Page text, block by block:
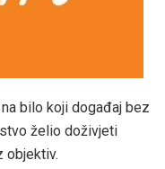
bilo koji događaj bez
želio doživjeti
objektiv.